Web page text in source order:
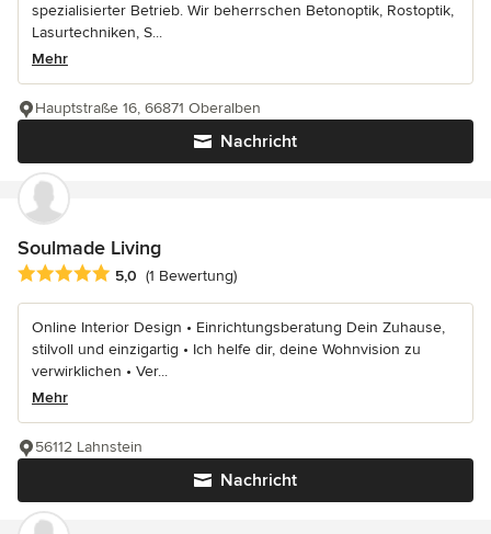
spezialisierter Betrieb. Wir beherrschen Betonoptik, Rostoptik,
Lasurtechniken, S...
Mehr
Nachricht
Hauptstraße 16, 66871 Oberalben
Soulmade Living
Durchschnittliche Bewertung: 5 von 5 Sternen
5,0 (1 Bewertung)
Online Interior Design • Einrichtungsberatung Dein Zuhause,
stilvoll und einzigartig • Ich helfe dir, deine Wohnvision zu
verwirklichen • Ver...
Mehr
Nachricht
56112 Lahnstein